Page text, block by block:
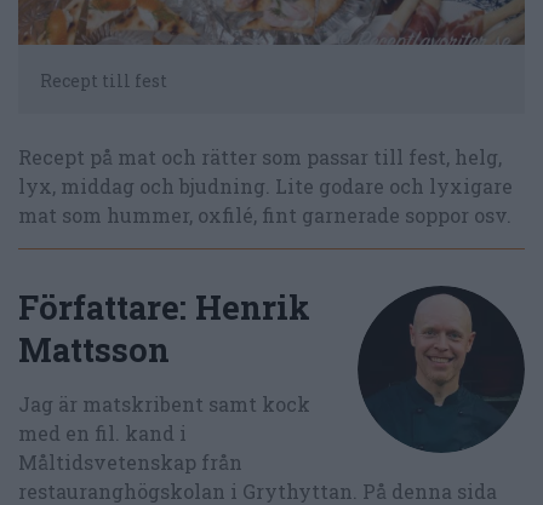
Recept till fest
Recept på mat och rätter som passar till fest, helg,
lyx, middag och bjudning. Lite godare och lyxigare
mat som hummer, oxfilé, fint garnerade soppor osv.
Författare: Henrik
Mattsson
Jag är matskribent samt kock
med en fil. kand i
Måltidsvetenskap från
restauranghögskolan i Grythyttan. På denna sida